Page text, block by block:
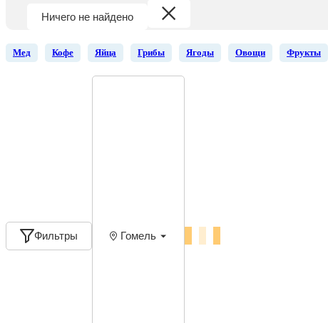
Ничего не найдено
Мед Кофе Яйца Грибы Ягоды Овощи Фрукты
Фильтры Гомель